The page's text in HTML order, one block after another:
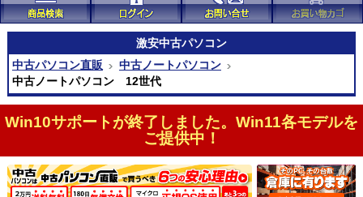
激安中古パソコン
中古パソコン直販
中古ノートパソコン
中古ノートパソコン 12世代
Win10サポートが終了しました。Win11各モデルを
ご提供中！